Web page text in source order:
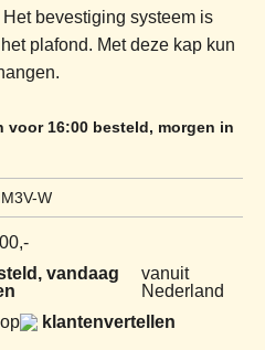
bevestiging systeem is
plafond. Met deze kap kun
voor 16:00 besteld, morgen in
W
vandaag
vanuit
Nederland
klantenvertellen